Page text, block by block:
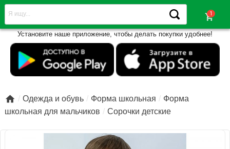
shopping_cart
Установите наше приложение, чтобы делать покупки удобнее!
 Одежда и обувь Форма школьная
Форма
школьная для мальчиков
Сорочки детские